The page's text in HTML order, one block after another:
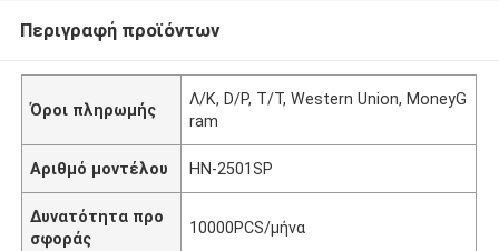
Περιγραφή προϊόντων
Όροι πληρωμής
Λ/Κ, D/P, T/T, Western Union, MoneyG
ram
Αριθμό μοντέλου HN-2501SP
Δυνατότητα προ
σφοράς
10000PCS/μήνα